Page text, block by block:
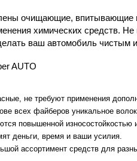
очищающие,
химических средств.
ваш автомобиль чистым
AUTO
не требуют применения
всех файберов уникальное
повышенной износостойкостью
деньги, время и ваши усилия.
ассортимент средств для